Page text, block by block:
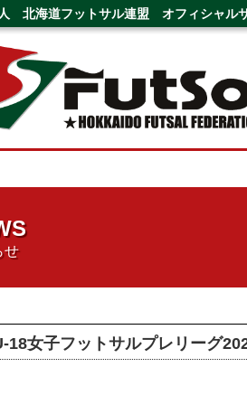
北海道フットサル連盟 オフィシャル
せ
18女子フットサルプレリーグ